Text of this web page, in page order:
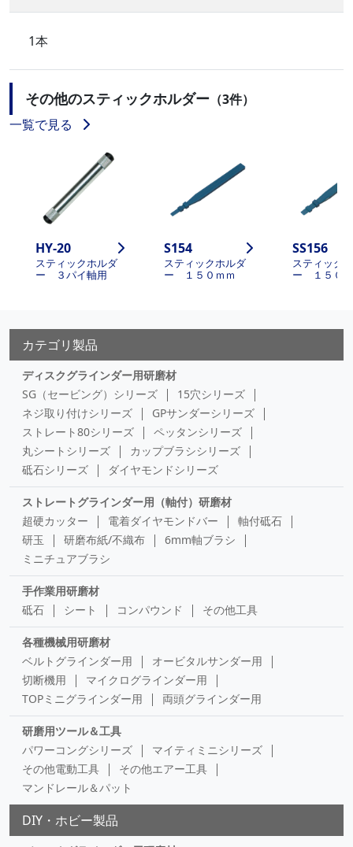
1本
その他のスティックホルダー （3件）
一覧で見る
HY-20
スティックホルダ
ー ３パイ軸用
S154
スティックホルダ
ー １５０ｍｍ
SS156
スティック
ー １５０
カテゴリ製品
ディスクグラインダー用研磨材
SG（セービング）シリーズ
15穴シリーズ
ネジ取り付けシリーズ
GPサンダーシリーズ
ストレート80シリーズ
ペッタンシリーズ
丸シートシリーズ
カップブラシシリーズ
砥石シリーズ
ダイヤモンドシリーズ
ストレートグラインダー用（軸付）研磨材
超硬カッター
電着ダイヤモンドバー
軸付砥石
研玉
研磨布紙/不織布
6mm軸ブラシ
ミニチュアブラシ
手作業用研磨材
砥石
シート コンパウンド その他工具
各種機械用研磨材
ベルトグラインダー用
オービタルサンダー用
切断機用
マイクログラインダー用
TOPミニグラインダー用
両頭グラインダー用
研磨用ツール＆工具
パワーコングシリーズ
マイティミニシリーズ
その他電動工具
その他エアー工具
マンドレール＆パット
DIY・ホビー製品